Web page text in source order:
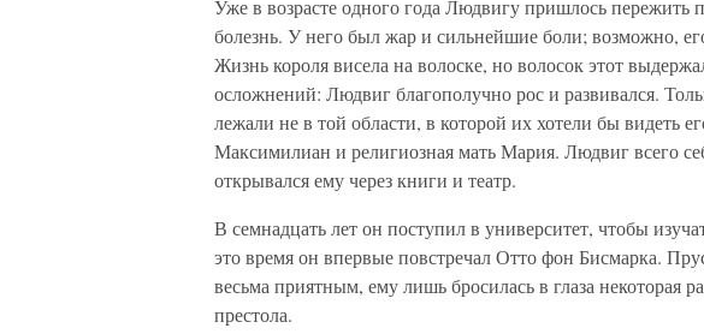
Уже в возрасте одного года Людвигу пришлось пережить
болезнь. У него был жар и сильнейшие боли; возможно,
Жизнь короля висела на волоске, но волосок этот
осложнений: Людвиг благополучно рос и развивался.
лежали не в той области, в которой их хотели бы видеть
Максимилиан и религиозная мать Мария. Людвиг всего
открывался ему через книги и театр.
В семнадцать лет он поступил в университет, чтобы
это время он впервые повстречал Отто фон Бисмарка.
весьма приятным, ему лишь бросилась в глаза некоторая
престола.